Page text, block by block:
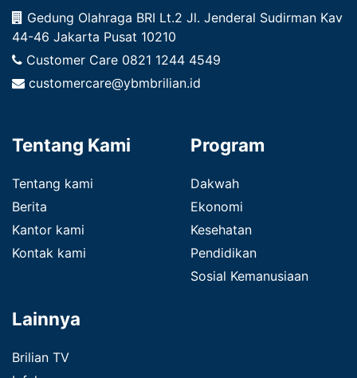
Gedung Olahraga BRI Lt.2 Jl. Jenderal Sudirman Kav
44-46 Jakarta Pusat 10210
Customer Care 0821 1244 4549
customercare@ybmbrilian.id
Tentang Kami
Tentang kami
Berita
Kantor kami
Kontak kami
Program
Dakwah
Ekonomi
Kesehatan
Pendidikan
Sosial Kemanusiaan
Lainnya
Brilian TV